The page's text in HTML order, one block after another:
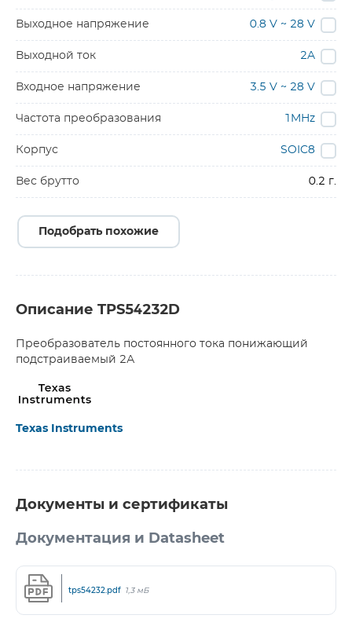
Выходное напряжение 0.8 V ~ 28 V
Выходной ток 2A
Входное напряжение 3.5 V ~ 28 V
Частота преобразования 1MHz
Корпус SOIC8
Вес брутто 0.2 г.
Подобрать похожие
Описание TPS54232D
Преобразователь постоянного тока понижающий
подстраиваемый 2А
Texas Instruments
Документы и сертификаты
Документация и Datasheet
tps54232.pdf 1,3 мБ